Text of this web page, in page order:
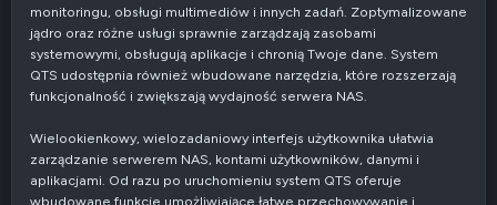
monitoringu, obsługi multimediów i innych zadań. Zoptymalizowane
jądro oraz różne usługi sprawnie zarządzają zasobami
systemowymi, obsługują aplikacje i chronią Twoje dane. System
QTS udostępnia również wbudowane narzędzia, które rozszerzają
funkcjonalność i zwiększają wydajność serwera NAS.
Wielookienkowy, wielozadaniowy interfejs użytkownika ułatwia
zarządzanie serwerem NAS, kontami użytkowników, danymi i
aplikacjami. Od razu po uruchomieniu system QTS oferuje
wbudowane funkcje umożliwiające łatwe przechowywanie i